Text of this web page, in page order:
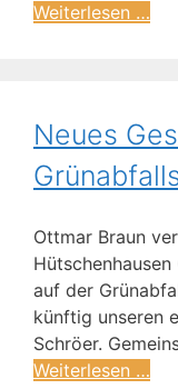
Weiterlesen …
Neues
Ottmar Braun
auf der
künftig unseren
Schröer.
Weiterlesen …